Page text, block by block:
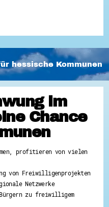
hessische Kommunen
im
Chance
profitieren von vielen
von Freiwilligenprojekten
Netzwerke
zu freiwilligem